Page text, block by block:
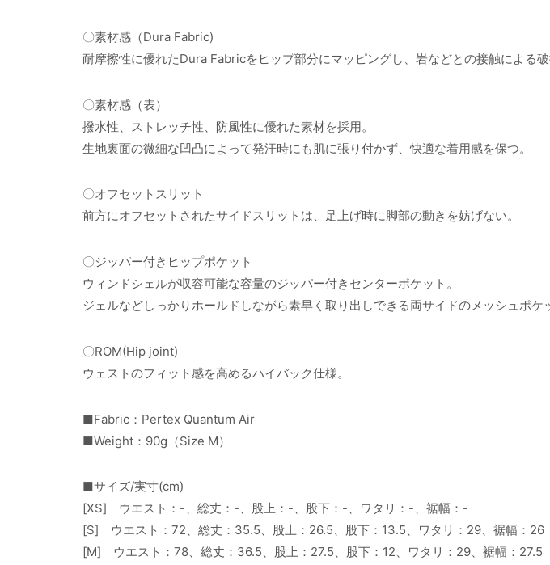
〇素材感（Dura Fabric)
耐摩擦性に優れたDura Fabricをヒップ部分にマッピングし、岩などとの接触による破
〇素材感（表）
撥水性、ストレッチ性、防風性に優れた素材を採用。
生地裏面の微細な凹凸によって発汗時にも肌に張り付かず、快適な着用感を保つ。
〇オフセットスリット
前方にオフセットされたサイドスリットは、足上げ時に脚部の動きを妨げない。
〇ジッパー付きヒップポケット
ウィンドシェルが収容可能な容量のジッパー付きセンターポケット。
ジェルなどしっかりホールドしながら素早く取り出しできる両サイドのメッシュポケ
〇ROM(Hip joint)
ウェストのフィット感を高めるハイバック仕様。
■Fabric：Pertex Quantum Air
■Weight：90g（Size M）
■サイズ/実寸(cm)
[XS] ウエスト：-、総丈：-、股上：-、股下：-、ワタリ：-、裾幅：-
[S] ウエスト：72、総丈：35.5、股上：26.5、股下：13.5、ワタリ：29、裾幅：26
[M] ウエスト：78、総丈：36.5、股上：27.5、股下：12、ワタリ：29、裾幅：27.5